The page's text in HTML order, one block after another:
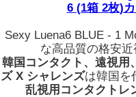
6 (1箱 2枚)
Sexy Luena6 BLUE - 1
な高品質の格安近
韓国コンタクト、遠視用
ズ X シャレンズは韓国を
乱視用コンタクトレ